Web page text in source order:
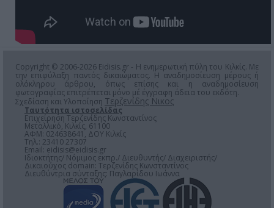
Copyright © 2006-2026 Eidisis.gr - Η ενημερωτική πύλη του Κιλκίς. Με
την επιφύλαξη παντός δικαιώματος. Η αναδημοσίευση μέρους ή
ολόκληρου άρθρου, όπως επίσης και η αναδημοσίευση
φωτογραφίας επιτρέπεται μόνο μέ έγγραφη άδεια του εκδότη.
Σχεδίαση και Υλοποίηση Τερζενίδης Νικος
Ταυτότητα ιστοσελίδας
Επιχείρηση Τερζενίδης Κωνσταντίνος
Μεταλλικό, Κιλκίς, 61100
ΑΦΜ: 024638641, ΔΟΥ Κιλκίς
Τηλ.: 23410 27307
Email: eidisis@eidisis.gr
Ιδιοκτήτης/ Νόμιμος εκπρ./ Διευθυντής/ Διαχειριστής/
Δικαιούχος domain: Τερζενίδης Κωνσταντίνος
Διευθύντρια σύνταξης: Παγλαρίδου Ιωάννα